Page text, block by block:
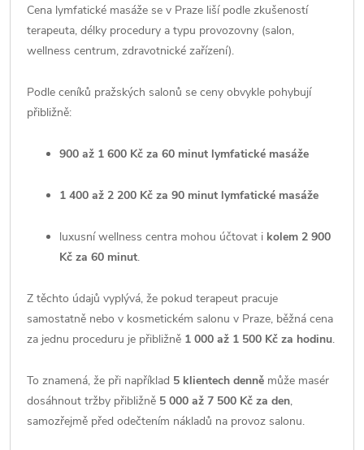
Cena lymfatické masáže se v Praze liší podle zkušeností
terapeuta, délky procedury a typu provozovny (salon,
wellness centrum, zdravotnické zařízení).
Podle ceníků pražských salonů se ceny obvykle pohybují
přibližně:
900 až 1 600 Kč za 60 minut lymfatické masáže
1 400 až 2 200 Kč za 90 minut lymfatické masáže
luxusní wellness centra mohou účtovat i kolem 2 900
Kč za 60 minut.
Z těchto údajů vyplývá, že pokud terapeut pracuje
samostatně nebo v kosmetickém salonu v Praze, běžná cena
za jednu proceduru je přibližně 1 000 až 1 500 Kč za hodinu.
To znamená, že při například 5 klientech denně může masér
dosáhnout tržby přibližně 5 000 až 7 500 Kč za den,
samozřejmě před odečtením nákladů na provoz salonu.